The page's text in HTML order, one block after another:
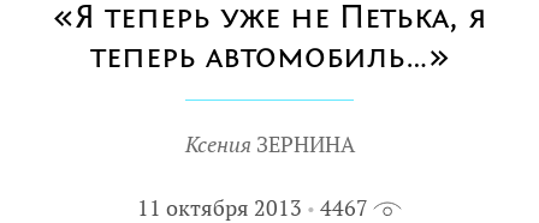
«Я теперь уже не Петька, я
теперь автомобиль…»
Ксения ЗЕРНИНА
11 октября 2013 4467